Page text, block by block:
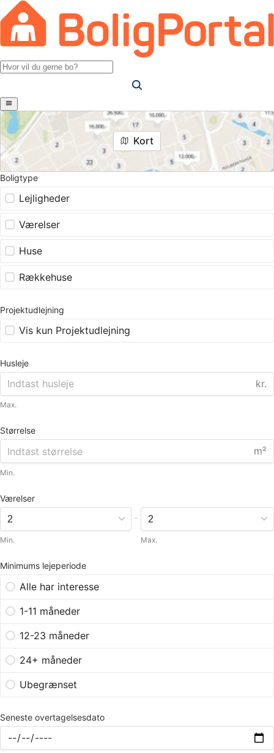
Kort
Boligtype
Lejligheder
Værelser
Huse
Rækkehuse
Projektudlejning
Vis kun Projektudlejning
Husleje
kr.
Max.
Størrelse
m²
Min.
Værelser
Min.
-
Max.
Minimums lejeperiode
Alle har interesse
1-11 måneder
12-23 måneder
24+ måneder
Ubegrænset
Seneste overtagelsesdato